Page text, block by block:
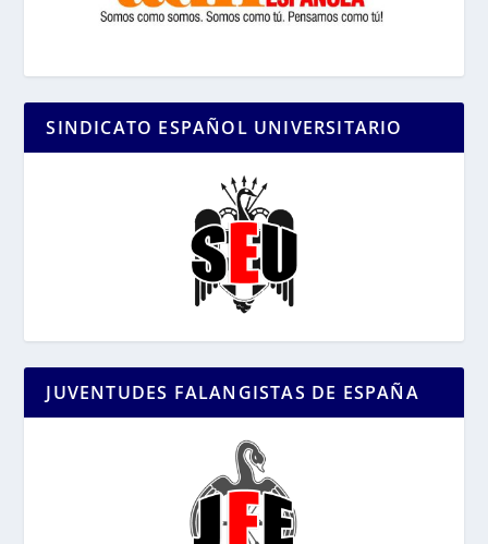
SINDICATO ESPAÑOL UNIVERSITARIO
JUVENTUDES FALANGISTAS DE ESPAÑA